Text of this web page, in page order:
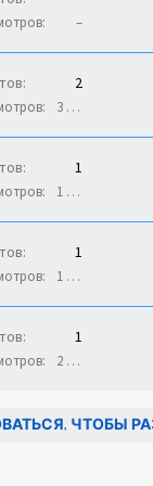
–
2
3 тыс.
1
1 тыс.
1
1 тыс.
1
2 тыс.
ЧТОБЫ